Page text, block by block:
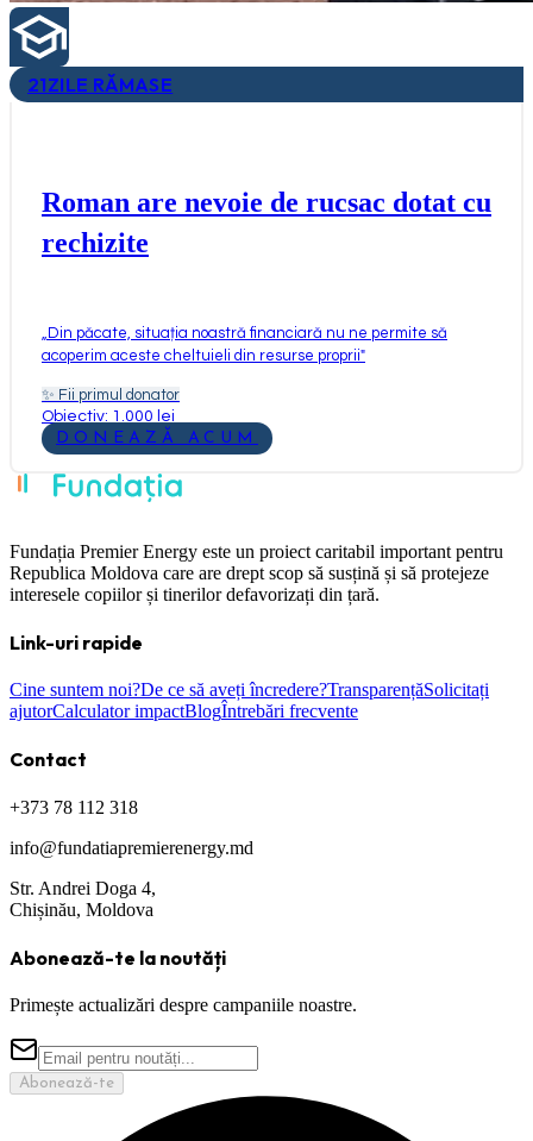
21ZILE RĂMASE
Roman are nevoie de rucsac dotat cu
rechizite
Din păcate, situația noastră financiară nu ne permite să
acoperim aceste cheltuieli din resurse proprii"
✨ Fii primul donator
Obiectiv: 1.000 lei
DONEAZĂ ACUM
Fundația Premier Energy este un proiect caritabil important pentru
Republica Moldova care are drept scop să susțină și să protejeze
interesele copiilor și tinerilor defavorizați din țară.
Link-uri rapide
Cine suntem noi?De ce să aveți încredere?TransparențăSolicitați
ajutorCalculator impactBlogÎntrebări frecvente
Contact
+373 78 112 318
info@fundatiapremierenergy.md
Str. Andrei Doga 4,
Chișinău, Moldova
Abonează-te la noutăți
Primește actualizări despre campaniile noastre.
Abonează-te